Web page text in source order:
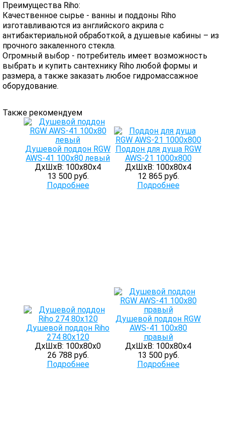
Преимущества Riho:
Качественное сырье - ванны и поддоны Riho
изготавливаются из английского акрила с
антибактериальной обработкой, а душевые кабины – из
прочного закаленного стекла.
Огромный выбор - потребитель имеет возможность
выбрать и купить сантехнику Riho любой формы и
размера, а также заказать любое гидромассажное
оборудование.
Также рекомендуем
Душевой поддон RGW
AWS-41 100х80 левый
ДхШхВ: 100х80х4
13 500 руб.
Подробнее
Поддон для душа RGW
AWS-21 1000x800
ДхШхВ: 100х80х4
12 865 руб.
Подробнее
Душевой поддон Riho
274 80x120
ДхШхВ: 100х80х0
26 788 руб.
Подробнее
Душевой поддон RGW
AWS-41 100x80
правый
ДхШхВ: 100х80х4
13 500 руб.
Подробнее